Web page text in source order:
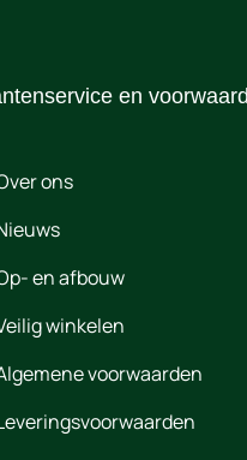
en
ons
en afbouw
winkelen
voorwaarden